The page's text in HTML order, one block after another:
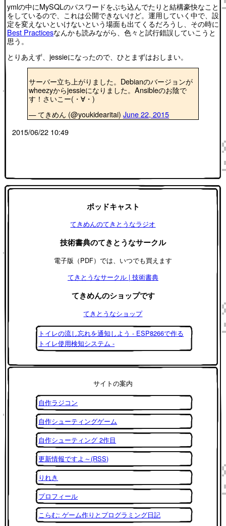
ymlの中にMySQLのパスワードをぶち込んでたりと結構豪快なこと
をしているので、これは公開できないけど。運用していく中で、設
定を変えないといけないという場面も出てくるだろうし、その時に
Best Practicesなんかも読みながら、色々と試行錯誤していこうと
思う。
とりあえず、jessieになったので、ひとまずはおしまい。
サーバー立ち上がりました。Debianのバージョンが
wheezyからjessieになりました。Ansibleのお陰で
す！さいこー(・∀・)
— てきめん (@youkidearitai) June 22, 2015
2015/06/22 10:49
ポッドキャスト
てきめんのてきとうなラジオ
技術書典のてきとうなサークル
電子版（PDF）では、いつでも買えます
てきとうなサークル | 技術書典
てきめんのショップです
てきとうなショップ
トイレの流し忘れを通知しよう - ESP8266で作る
トイレ使用検知システム -
サイトの案内
自作ラジコン
自作シューティングゲーム
自作シューティング 2作目
更新情報ですよ～(RSS)
りれき
プロフィール
こらむ: ゲーム作りとプログラミング日記